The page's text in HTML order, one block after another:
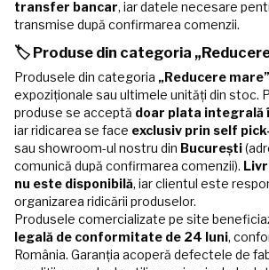
transfer bancar, iar datele necesare
transmise după confirmarea comenzii.
🏷️ Produse din categoria
Produsele din categoria „Reducere mare”
expoziționale sau ultimele unități din stoc.
produse se acceptă doar plata integrală
iar ridicarea se face exclusiv prin self
sau showroom-ul nostru din București
comunică după confirmarea comenzii).
nu este disponibilă, iar clientul este
organizarea ridicării produselor.
Produsele comercializate pe site
legală de conformitate de 24 luni,
România. Garanția acoperă defectele de